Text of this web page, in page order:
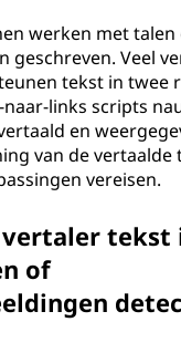
werken met
geschreven. Veel
tekst in twee
links scripts
en
van de vertaalde
vereisen.
vertaler tekst
of